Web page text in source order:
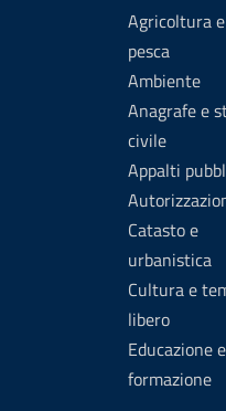
Agricoltura e
pesca
Ambiente
Anagrafe e
civile
Appalti
Catasto e
urbanistica
Cultura e
libero
Educazione e
formazione